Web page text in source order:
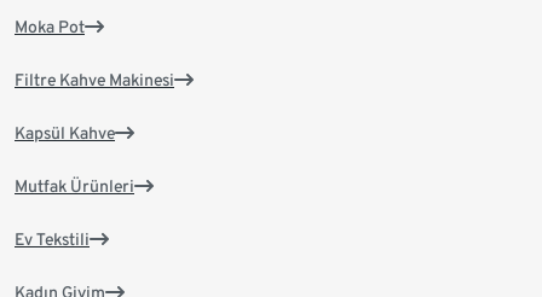
Moka Pot
Filtre Kahve Makinesi
Kapsül Kahve
Mutfak Ürünleri
Ev Tekstili
Kadın Giyim